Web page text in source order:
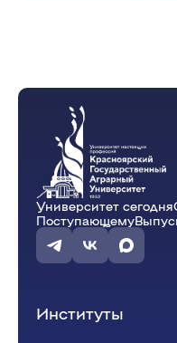
Университет сегодня
Поступающему
Институты